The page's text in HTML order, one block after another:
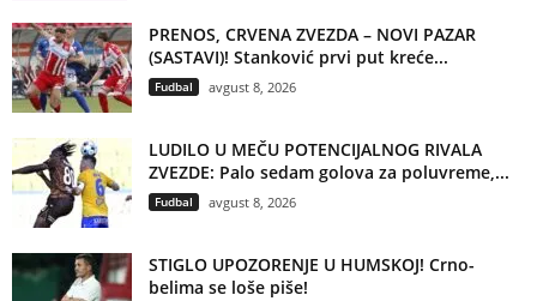
PRENOS, CRVENA ZVEZDA – NOVI PAZAR
(SASTAVI)! Stanković prvi put kreće...
Fudbal avgust 8, 2026
LUDILO U MEČU POTENCIJALNOG RIVALA
ZVEZDE: Palo sedam golova za poluvreme,...
Fudbal avgust 8, 2026
STIGLO UPOZORENJE U HUMSKOJ! Crno-
belima se loše piše!